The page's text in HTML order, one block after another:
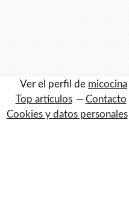
Ver el perfil de micocina
Top artículos
Contacto
Cookies y datos personales